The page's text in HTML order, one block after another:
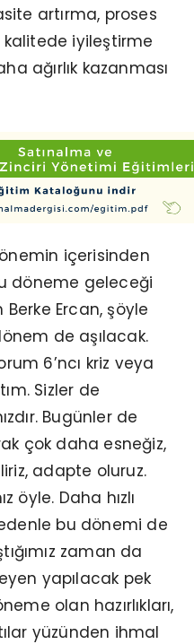
artırma, proses
kalitede iyileştirme
ağırlık kazanması
içerisinden
döneme geleceği
Ercan, şöyle
de aşılacak.
6’ncı kriz veya
Sizler de
Bugünler de
çok daha esneğiz,
adapte oluruz.
öyle. Daha hızlı
bu dönemi de
zaman da
yapılacak pek
olan hazırlıkları,
yüzünden ihmal